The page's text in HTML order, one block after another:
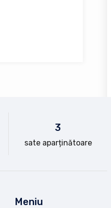
3
sate aparținătoare
Meniu